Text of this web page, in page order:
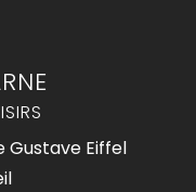
Gustave Eiffel